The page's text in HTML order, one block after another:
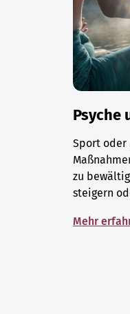
Psyche
Sport oder
zu
steigern
Mehr